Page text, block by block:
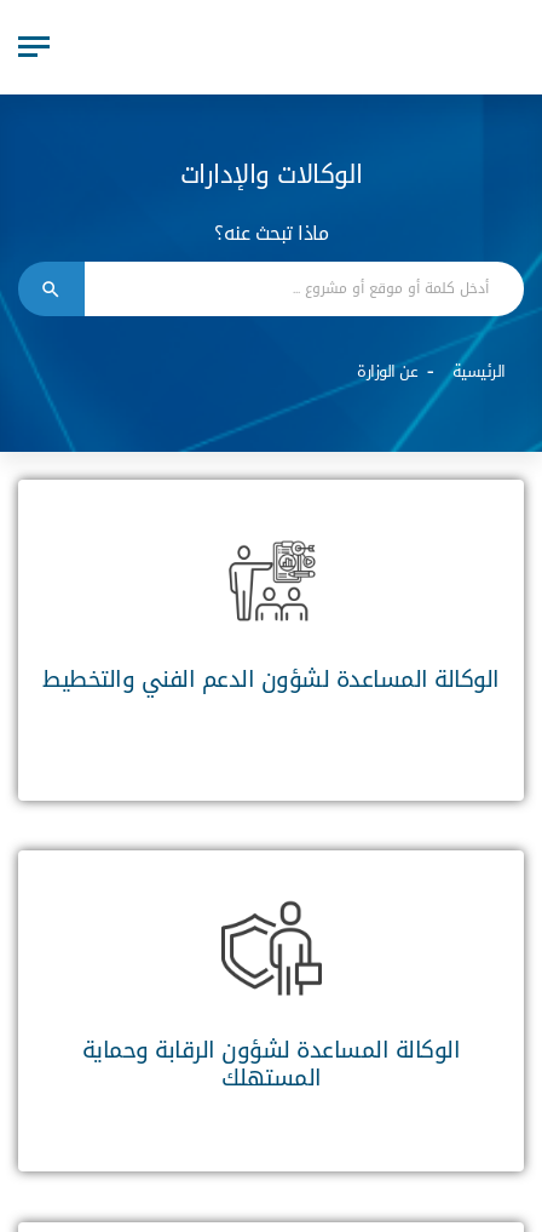
الوكالات والإدارات
ماذا تبحث عنه؟
الرئيسية عن الوزارة
الوكالة المساعدة لشؤون الدعم الفني والتخطيط
الوكالة المساعدة لشؤون الرقابة وحماية
المستهلك